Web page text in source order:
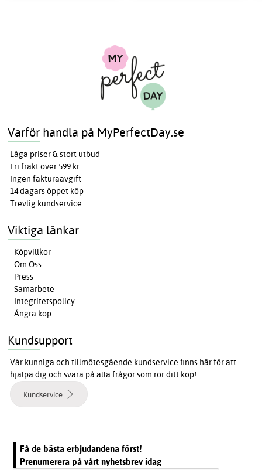
Varför handla på MyPerfectDay.se
Låga priser & stort utbud
Fri frakt över 599 kr
Ingen fakturaavgift
14 dagars öppet köp
Trevlig kundservice
Viktiga länkar
Köpvillkor
Om Oss
Press
Samarbete
Integritetspolicy
Ångra köp
Kundsupport
Vår kunniga och tillmötesgående kundservice finns här för att
hjälpa dig och svara på alla frågor som rör ditt köp!
Kundservice
Få de bästa erbjudandena först!
Prenumerera på vårt nyhetsbrev idag